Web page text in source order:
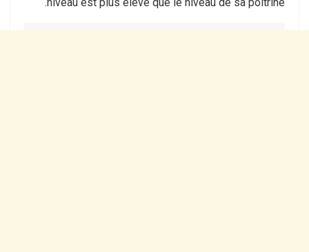
niveau est plus élevé que le niveau de sa poitrine.